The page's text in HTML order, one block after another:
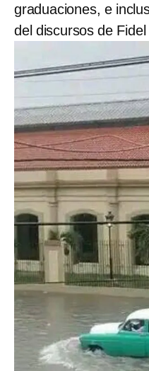
graduaciones, e
del discursos de